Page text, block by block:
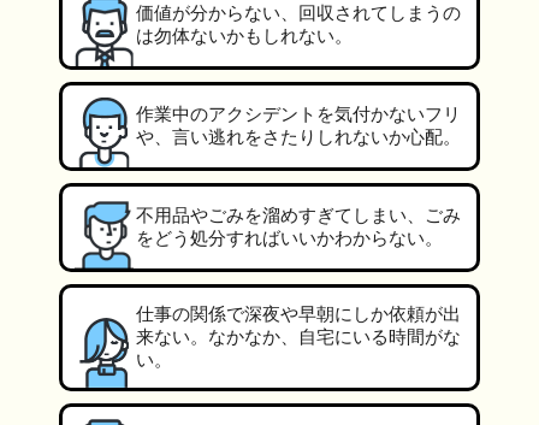
価値が分からない、回収されてしまうの
は勿体ないかもしれない。
作業中のアクシデントを気付かないフリ
や、言い逃れをさたりしれないか心配。
不用品やごみを溜めすぎてしまい、ごみ
をどう処分すればいいかわからない。
仕事の関係で深夜や早朝にしか依頼が出
来ない。なかなか、自宅にいる時間がな
い。